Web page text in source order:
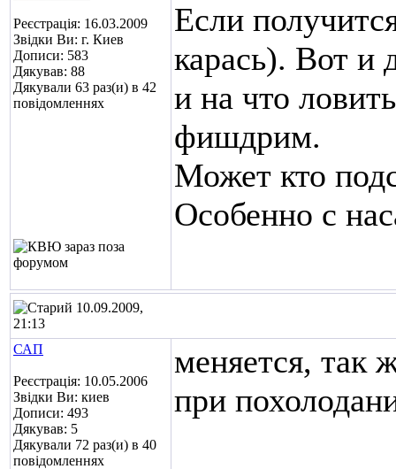
Реєстрація: 16.03.2009
Звідки Ви: г. Киев
Дописи: 583
Дякував: 88
Дякували 63 раз(и) в 42
повідомленнях
Если
карась). Вот и
и на что
фишдрим.
Может кто
Особенно с
10.09.2009,
21:13
САП
Реєстрація: 10.05.2006
Звідки Ви: киев
Дописи: 493
Дякував: 5
Дякували 72 раз(и) в 40
повідомленнях
меняется, так
при